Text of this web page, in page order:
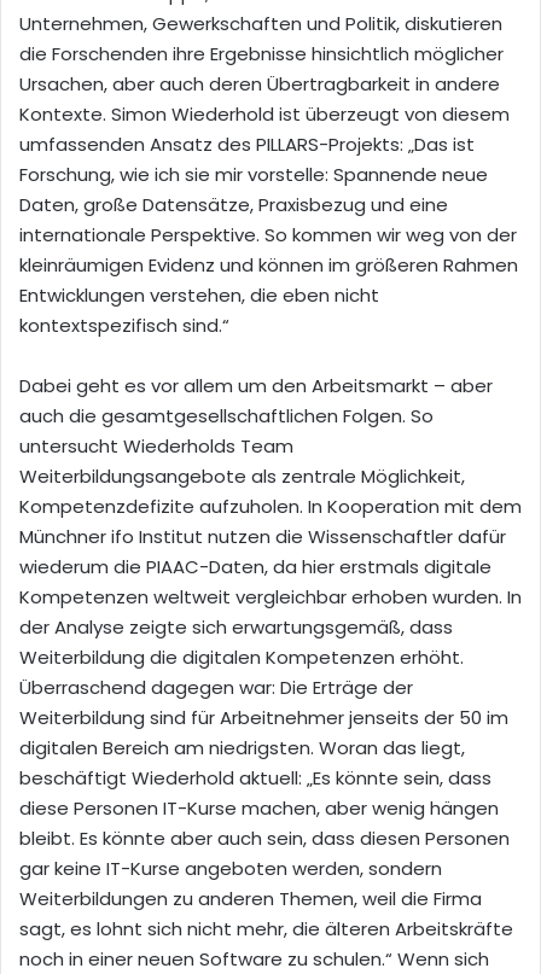
Unternehmen, Gewerkschaften und Politik, diskutieren
die Forschenden ihre Ergebnisse hinsichtlich möglicher
Ursachen, aber auch deren Übertragbarkeit in andere
Kontexte. Simon Wiederhold ist überzeugt von diesem
umfassenden Ansatz des PILLARS-Projekts: „Das ist
Forschung, wie ich sie mir vorstelle: Spannende neue
Daten, große Datensätze, Praxisbezug und eine
internationale Perspektive. So kommen wir weg von der
kleinräumigen Evidenz und können im größeren Rahmen
Entwicklungen verstehen, die eben nicht
kontextspezifisch sind.“
Dabei geht es vor allem um den Arbeitsmarkt – aber
auch die gesamtgesellschaftlichen Folgen. So
untersucht Wiederholds Team
Weiterbildungsangebote als zentrale Möglichkeit,
Kompetenzdefizite aufzuholen. In Kooperation mit dem
Münchner ifo Institut nutzen die Wissenschaftler dafür
wiederum die PIAAC-Daten, da hier erstmals digitale
Kompetenzen weltweit vergleichbar erhoben wurden. In
der Analyse zeigte sich erwartungsgemäß, dass
Weiterbildung die digitalen Kompetenzen erhöht.
Überraschend dagegen war: Die Erträge der
Weiterbildung sind für Arbeitnehmer jenseits der 50 im
digitalen Bereich am niedrigsten. Woran das liegt,
beschäftigt Wiederhold aktuell: „Es könnte sein, dass
diese Personen IT-Kurse machen, aber wenig hängen
bleibt. Es könnte aber auch sein, dass diesen Personen
gar keine IT-Kurse angeboten werden, sondern
Weiterbildungen zu anderen Themen, weil die Firma
sagt, es lohnt sich nicht mehr, die älteren Arbeitskräfte
noch in einer neuen Software zu schulen.“ Wenn sich